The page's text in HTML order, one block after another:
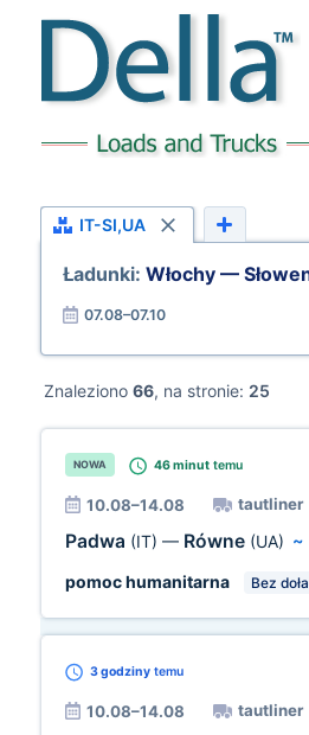
IT-SI,UA
Ładunki: Włochy —
07.08–07.10
Znaleziono 66, na stronie: 25
NOWA 46 minut temu
10.08–14.08 tautliner
Padwa (IT) — Równe (UA) ~
pomoc humanitarna
Bez
3 godziny temu
10.08–14.08 tautliner